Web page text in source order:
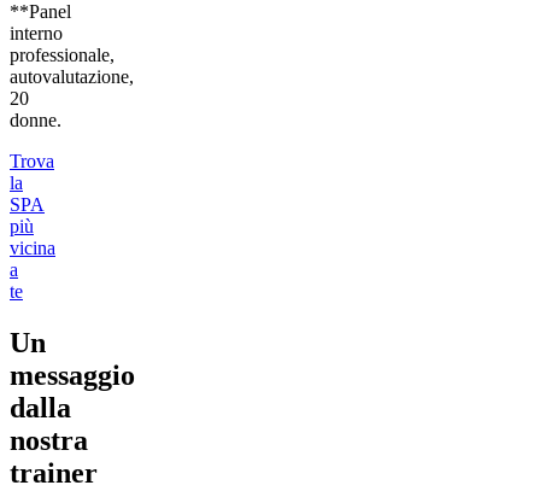
**Panel
interno
professionale,
autovalutazione,
20
donne.
Trova
la
SPA
più
vicina
a
te
Un
messaggio
dalla
nostra
trainer